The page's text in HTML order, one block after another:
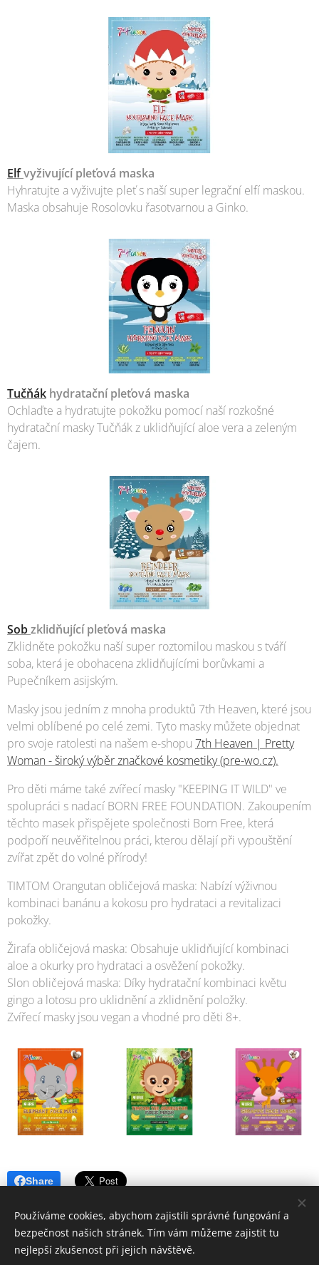
Elfvyživující pleťová maska
Hyhratujte a vyživujte pleť s naší super legrační elfí maskou.
Maska obsahuje Rosolovku řasotvarnou a Ginko.
Tučňák hydratační pleťová maska
Ochlaďte a hydratujte pokožku pomocí naší rozkošné
hydratační masky Tučňák z uklidňující aloe vera a zeleným
čajem.
Sobzklidňující pleťová maska
Zklidněte pokožku naší super roztomilou maskou s tváří
soba, která je obohacena zklidňujícími borůvkami a
Pupečníkem asijským.
Masky jsou jedním z mnoha produktů 7th Heaven, které jsou
velmi oblíbené po celé zemi. Tyto masky můžete objednat
pro svoje ratolesti na našem e-shopu 7th Heaven | Pretty
Woman - široký výběr značkové kosmetiky (pre-wo.cz).
Pro děti máme také zvířecí masky "KEEPING IT WILD" ve
spolupráci s nadací BORN FREE FOUNDATION. Zakoupením
těchto masek přispějete společnosti Born Free, která
podpoří neuvěřitelnou práci, kterou dělají při vypouštění
zvířat zpět do volné přírody!
TIMTOM Orangutan obličejová maska: Nabízí výživnou
kombinaci banánu a kokosu pro hydrataci a revitalizaci
pokožky.
Žirafa obličejová maska: Obsahuje uklidňující kombinaci
aloe a okurky pro hydrataci a osvěžení pokožky.
Slon obličejová maska: Díky hydratační kombinaci květu
gingo a lotosu pro uklidnění a zklidnění položky.
Zvířecí masky jsou vegan a vhodné pro děti 8+.
Share
© 2006-2025 PrimaŽena.cz I ESPRIT BOHEMIA s.r.o. I Všechna práva
Používáme cookies, abychom zajistili správné fungování a
bezpečnost našich stránek. Tím vám můžeme zajistit tu
nejlepší zkušenost při jejich návštěvě.